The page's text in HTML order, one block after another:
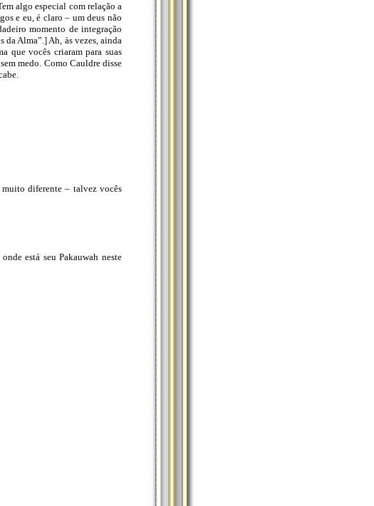
algo especial com relação a
e eu, é claro – um deus não
momento de integração
da Alma”.] Ah, às vezes, ainda
que vocês criaram para suas
medo. Como Cauldre disse
diferente – talvez vocês
está seu Pakauwah neste